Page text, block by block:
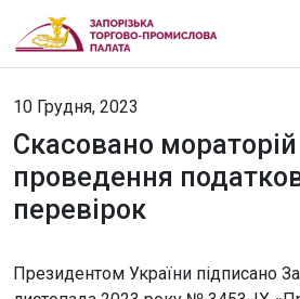
10 Грудня, 2023
Скасовано
проведення
перевірок
Президентом України підписано